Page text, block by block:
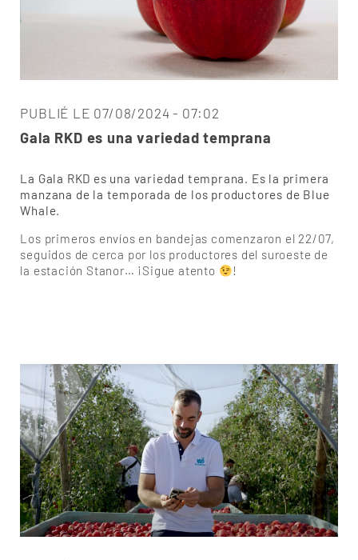
PUBLIÉ LE 07/08/2024 - 07:02
Gala RKD es una variedad temprana
La Gala RKD es una variedad temprana. Es la primera
manzana de la temporada de los productores de Blue
Whale.
Los primeros envíos en bandejas comenzaron el 22/07,
seguidos de cerca por los productores del suroeste de
la estación Stanor… ¡Sigue atento
!